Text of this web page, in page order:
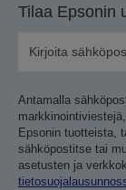
Tilaa Epsonin
Antamalla
Epsonin tuotteista,
sähköpostitse tai
asetusten ja